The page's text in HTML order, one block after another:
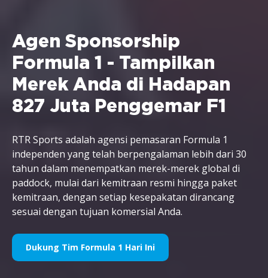
Agen Sponsorship
Formula 1 - Tampilkan
Merek Anda di Hadapan
827 Juta Penggemar F1
RTR Sports adalah agensi pemasaran Formula 1
independen yang telah berpengalaman lebih dari 30
tahun dalam menempatkan merek-merek global di
paddock, mulai dari kemitraan resmi hingga paket
kemitraan, dengan setiap kesepakatan dirancang
sesuai dengan tujuan komersial Anda.
Dukung Tim Formula 1 Hari Ini